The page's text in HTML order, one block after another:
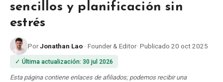
Mejores tours en Roma
Bus turístico Roma
Tour en Vespa Roma
sencillos y planificación sin
estrés
PorJonathan Lao · Founder & Editor· Publicado 20 oct 2025
✓ Última actualización: 30 jul 2026
Esta página contiene enlaces de afiliados; podemos recibir una